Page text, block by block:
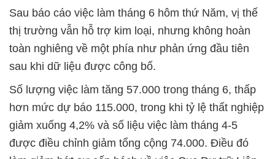
Sau báo cáo việc làm tháng 6 hôm thứ Năm, vị thế
thị trường vẫn hỗ trợ kim loại, nhưng không hoàn
toàn nghiêng về một phía như phản ứng đầu tiên
sau khi dữ liệu được công bố.
Số lượng việc làm tăng 57.000 trong tháng 6, thấp
hơn mức dự báo 115.000, trong khi tỷ lệ thất nghiệp
giảm xuống 4,2% và số liệu việc làm tháng 4-5
được điều chỉnh giảm tổng cộng 74.000. Điều đó